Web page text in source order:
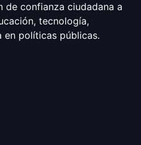
de confianza ciudadana a
tecnología,
en políticas públicas.